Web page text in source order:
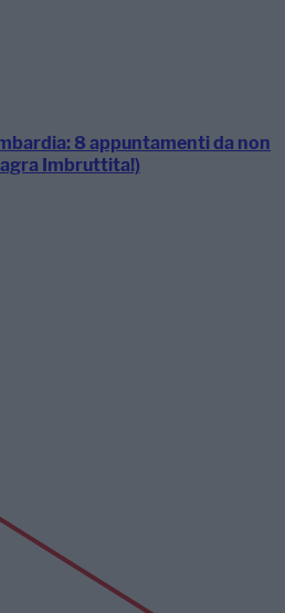
8 appuntamenti da non
Imbruttita!)